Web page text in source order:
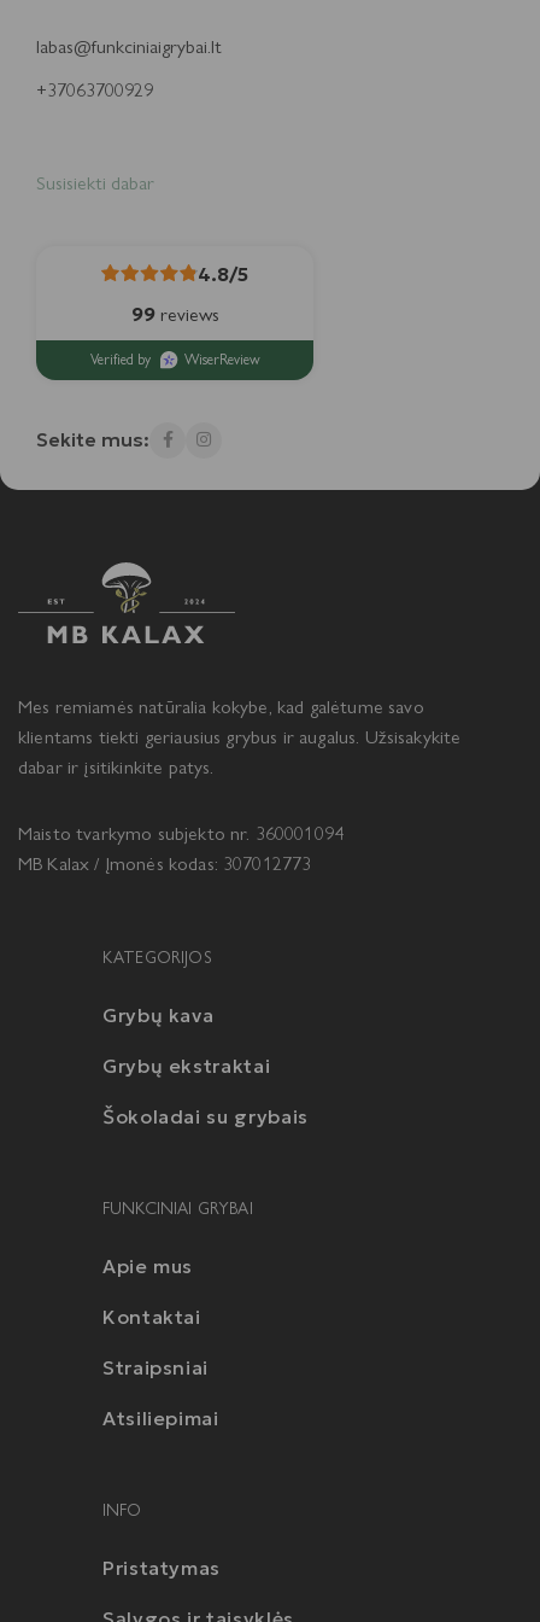
labas@funkciniaigrybai.lt
+37063700929
Susisiekti dabar
4.8/5
99reviews
Verified by WiserReview
Sekite mus:
Mes remiamės natūralia kokybe, kad galėtume savo
klientams tiekti geriausius grybus ir augalus. Užsisakykite
dabar ir įsitikinkite patys.
Maisto tvarkymo subjekto nr. 360001094
MB Kalax / Įmonės kodas: 307012773
KATEGORIJOS
Grybų kava
Grybų ekstraktai
Šokoladai su grybais
FUNKCINIAI GRYBAI
Apie mus
Kontaktai
Straipsniai
Atsiliepimai
INFO
Pristatymas